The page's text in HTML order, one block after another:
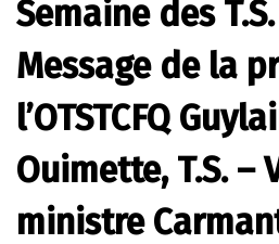
Semaine des
Message de la
l’OTSTCFQ
Ouimette, T.S. –
ministre